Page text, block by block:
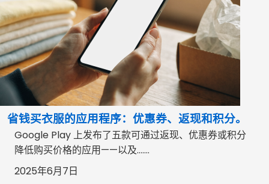
省钱买衣服的应用程序：优惠券、返现和积分。
Google Play 上发布了五款可通过返现、优惠券或积分
降低购买价格的应用——以及…….
2025年6月7日